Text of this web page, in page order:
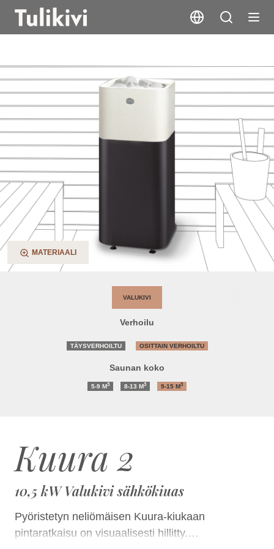
Kuura 2
MATERIAALI
Kuura 2
10,5 kW Valukivi sähkökiuas
Pyöristetyn neliömäisen Kuura-kiukaan
pintaratkaisu on visuaalisesti hillitty.
VALUKIVI
Verhoilu
TÄYSVERHOILTU OSITTAIN VERHOILTU
Saunan koko
5-9 M3 8-13 M3 9-15 M3